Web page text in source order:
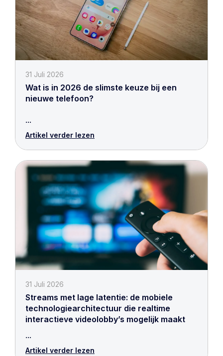
31 Juli 2026
Wat is in 2026 de slimste keuze bij een
nieuwe telefoon?
...
Artikel verder lezen
31 Juli 2026
Streams met lage latentie: de mobiele
technologiearchitectuur die realtime
interactieve videolobby’s mogelijk maakt
...
Artikel verder lezen